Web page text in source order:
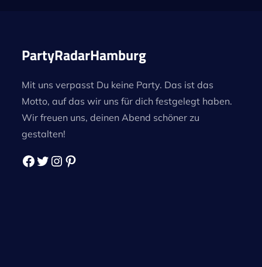
PartyRadarHamburg
Mit uns verpasst Du keine Party. Das ist das
Motto, auf das wir uns für dich festgelegt haben.
Wir freuen uns, deinen Abend schöner zu
gestalten!
Facebook
Twitter
Instagram
Pinterest